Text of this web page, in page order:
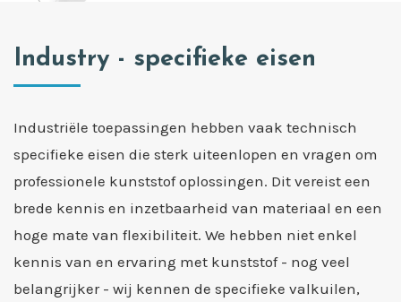
Industry - specifieke eisen
Industriële toepassingen hebben vaak technisch
specifieke eisen die sterk uiteenlopen en vragen om
professionele kunststof oplossingen. Dit vereist een
brede kennis en inzetbaarheid van materiaal en een
hoge mate van flexibiliteit. We hebben niet enkel
kennis van en ervaring met kunststof - nog veel
belangrijker - wij kennen de specifieke valkuilen,